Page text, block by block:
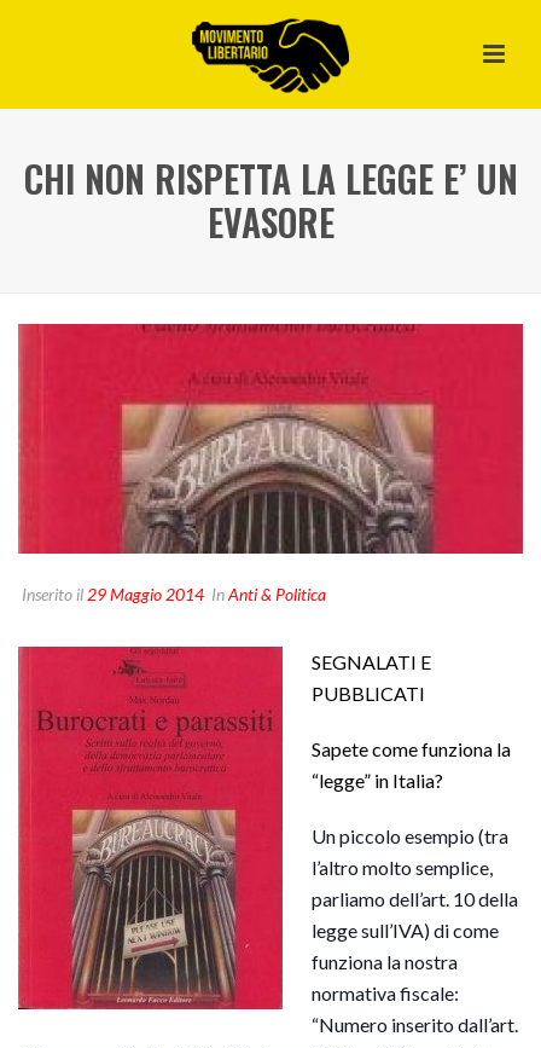
CHI NON RISPETTA LA LEGGE E’ UN
EVASORE
Inserito il 29 Maggio 2014 InAnti & Politica
SEGNALATI E
PUBBLICATI
Sapete come funziona la
“legge” in Italia?
Un piccolo esempio (tra
l’altro molto semplice,
parliamo dell’art. 10 della
legge sull’IVA) di come
funziona la nostra
normativa fiscale:
“Numero inserito dall’art.